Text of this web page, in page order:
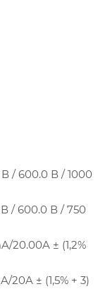
/ 600.0 В / 1000
/ 600.0 В / 750
20.00A ± (1,2%
± (1,5% + 3)